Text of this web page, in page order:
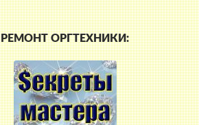
РЕМОНТ ОРГТЕХНИКИ: